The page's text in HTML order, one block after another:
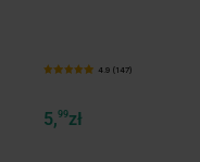
4.9 (147)
5,99zł